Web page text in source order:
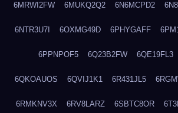
6MRWI2FW 6MUKQ2Q2 6N6MCPD2
6NTR3U7I 6OXMG49D 6PHYGAFF
6PPNPOF5 6Q23B2FW 6QE19FL3
6QKOAUOS 6QVIJ1K1 6R431JL5
6RMKNV3X 6RV8LARZ 6SBTC8OR